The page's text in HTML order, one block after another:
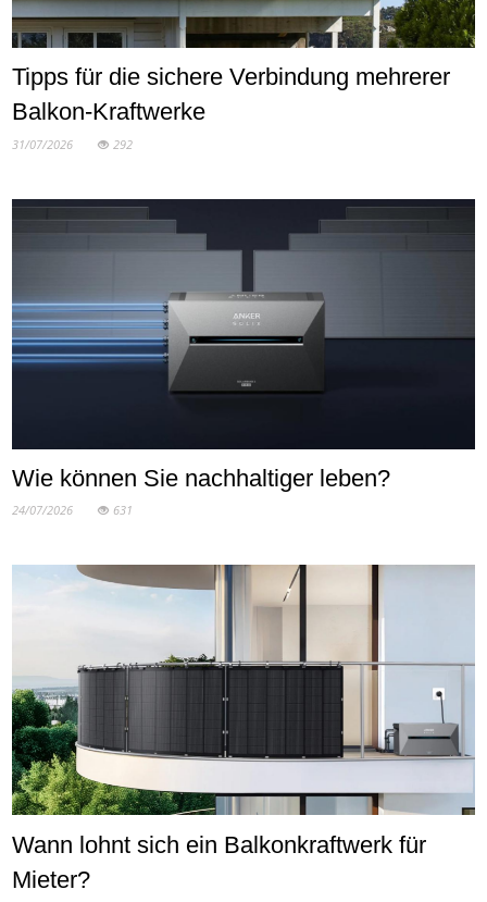
Tipps für die sichere Verbindung mehrerer
Balkon-Kraftwerke
31/07/2026 292
Wie können Sie nachhaltiger leben?
24/07/2026 631
Wann lohnt sich ein Balkonkraftwerk für
Mieter?